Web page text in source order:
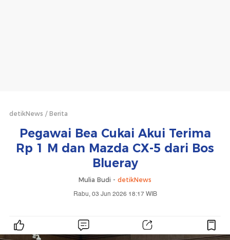
detikNews Berita
Pegawai Bea Cukai Akui Terima
Rp 1 M dan Mazda CX-5 dari Bos
Blueray
Mulia Budi - detikNews
Rabu, 03 Jun 2026 18:17 WIB